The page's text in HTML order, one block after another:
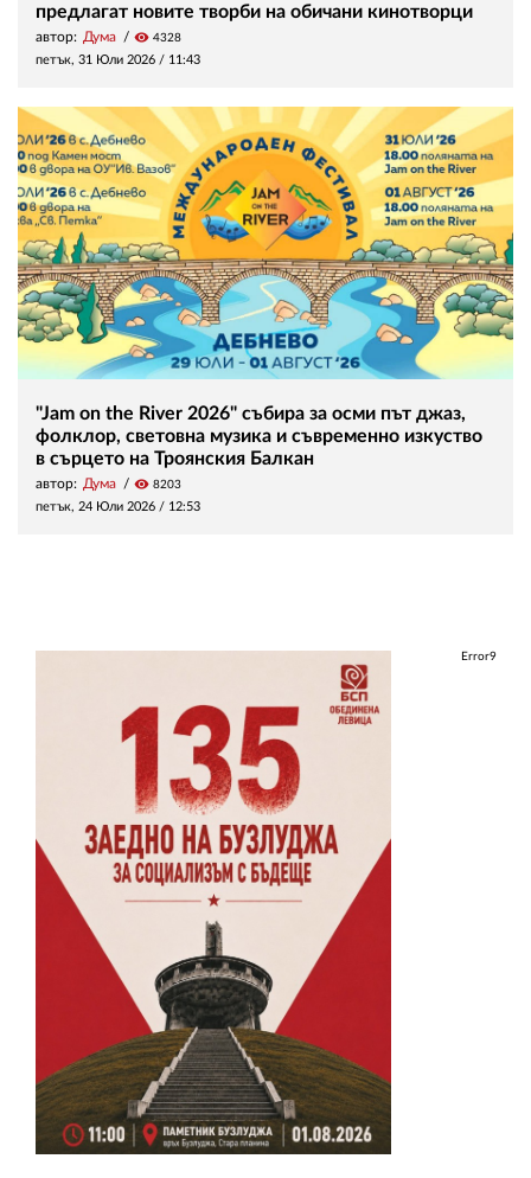
предлагат новите творби на обичани кинотворци
автор: Дума visibility 4328
петък, 31 Юли 2026 / 11:43
"Jam on the River 2026" събира за осми път джаз,
фолклор, световна музика и съвременно изкуство
в сърцето на Троянския Балкан
автор: Дума visibility 8203
петък, 24 Юли 2026 / 12:53
Error9